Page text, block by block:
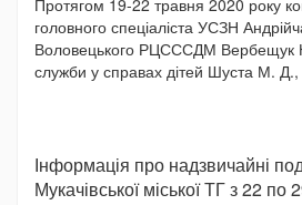
Протягом 19-22 травня 2020 року
головного спеціаліста УСЗН
Воловецького РЦСССДМ Вербещук
служби у справах дітей Шуста М. Д.,
Інформація про надзвичайні
Мукачівської міської ТГ з 22